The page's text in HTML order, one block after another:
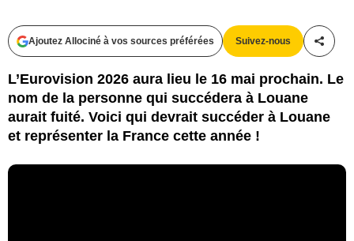
Ajoutez Allociné à vos sources préférées Suivez-nous
L’Eurovision 2026 aura lieu le 16 mai prochain. Le
nom de la personne qui succédera à Louane
aurait fuité. Voici qui devrait succéder à Louane
et représenter la France cette année !